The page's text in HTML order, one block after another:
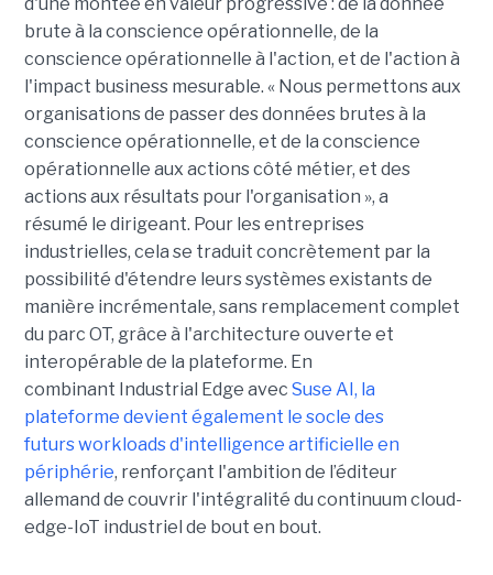
brute à la conscience opérationnelle, de la
conscience opérationnelle à l'action, et de l'action à
l'impact business mesurable. « Nous permettons aux
organisations de passer des données brutes à la
conscience opérationnelle, et de la conscience
opérationnelle aux actions côté métier, et des
actions aux résultats pour l'organisation », a
résumé le dirigeant. Pour les entreprises
industrielles, cela se traduit concrètement par la
possibilité d'étendre leurs systèmes existants de
manière incrémentale, sans remplacement complet
du parc OT, grâce à l'architecture ouverte et
interopérable de la plateforme. En
combinant Industrial Edge avec Suse AI, la
plateforme devient également le socle des
futurs workloads d'intelligence artificielle en
périphérie, renforçant l'ambition de l’éditeur
allemand de couvrir l'intégralité du continuum cloud-
edge-IoT industriel de bout en bout.